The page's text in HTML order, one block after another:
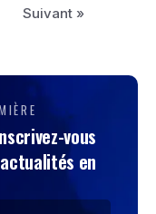
Suivant »
vous
en